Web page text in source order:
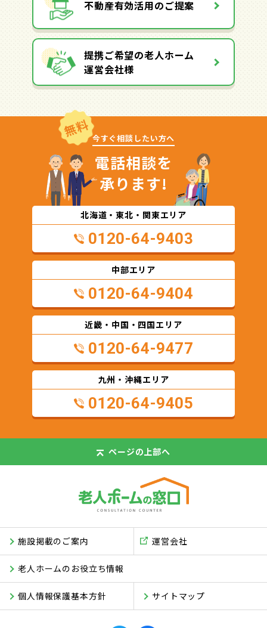
不動産有効活用のご提案
提携ご希望の老人ホーム
運営会社様
無料 今すぐ相談したい方へ
電話相談を
承ります!
北海道・東北・関東エリア
0120-64-9403
中部エリア
0120-64-9404
近畿・中国・四国エリア
0120-64-9477
九州・沖縄エリア
0120-64-9405
ページの上部へ
施設掲載のご案内
老人ホームのお役立ち情報
サイトマップ
運営会社
個人情報保護基本方針